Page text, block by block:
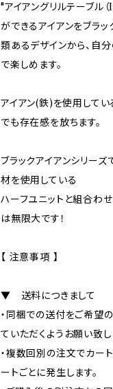
"アイアングリルテーブル
ができるアイアンをブラ
類あるデザインから、自
で楽しめます。
アイアン(鉄)を使用して
でも存在感を放ちます。
ブラックアイアンシリー
材を使用している
ハーフユニットと組合わ
は無限大です！
【 注意事項 】
▼ 送料につきまして
・同梱での送付をご希望
ていただくようお願い致し
・複数回別の注文でカー
ートごとに発生します。